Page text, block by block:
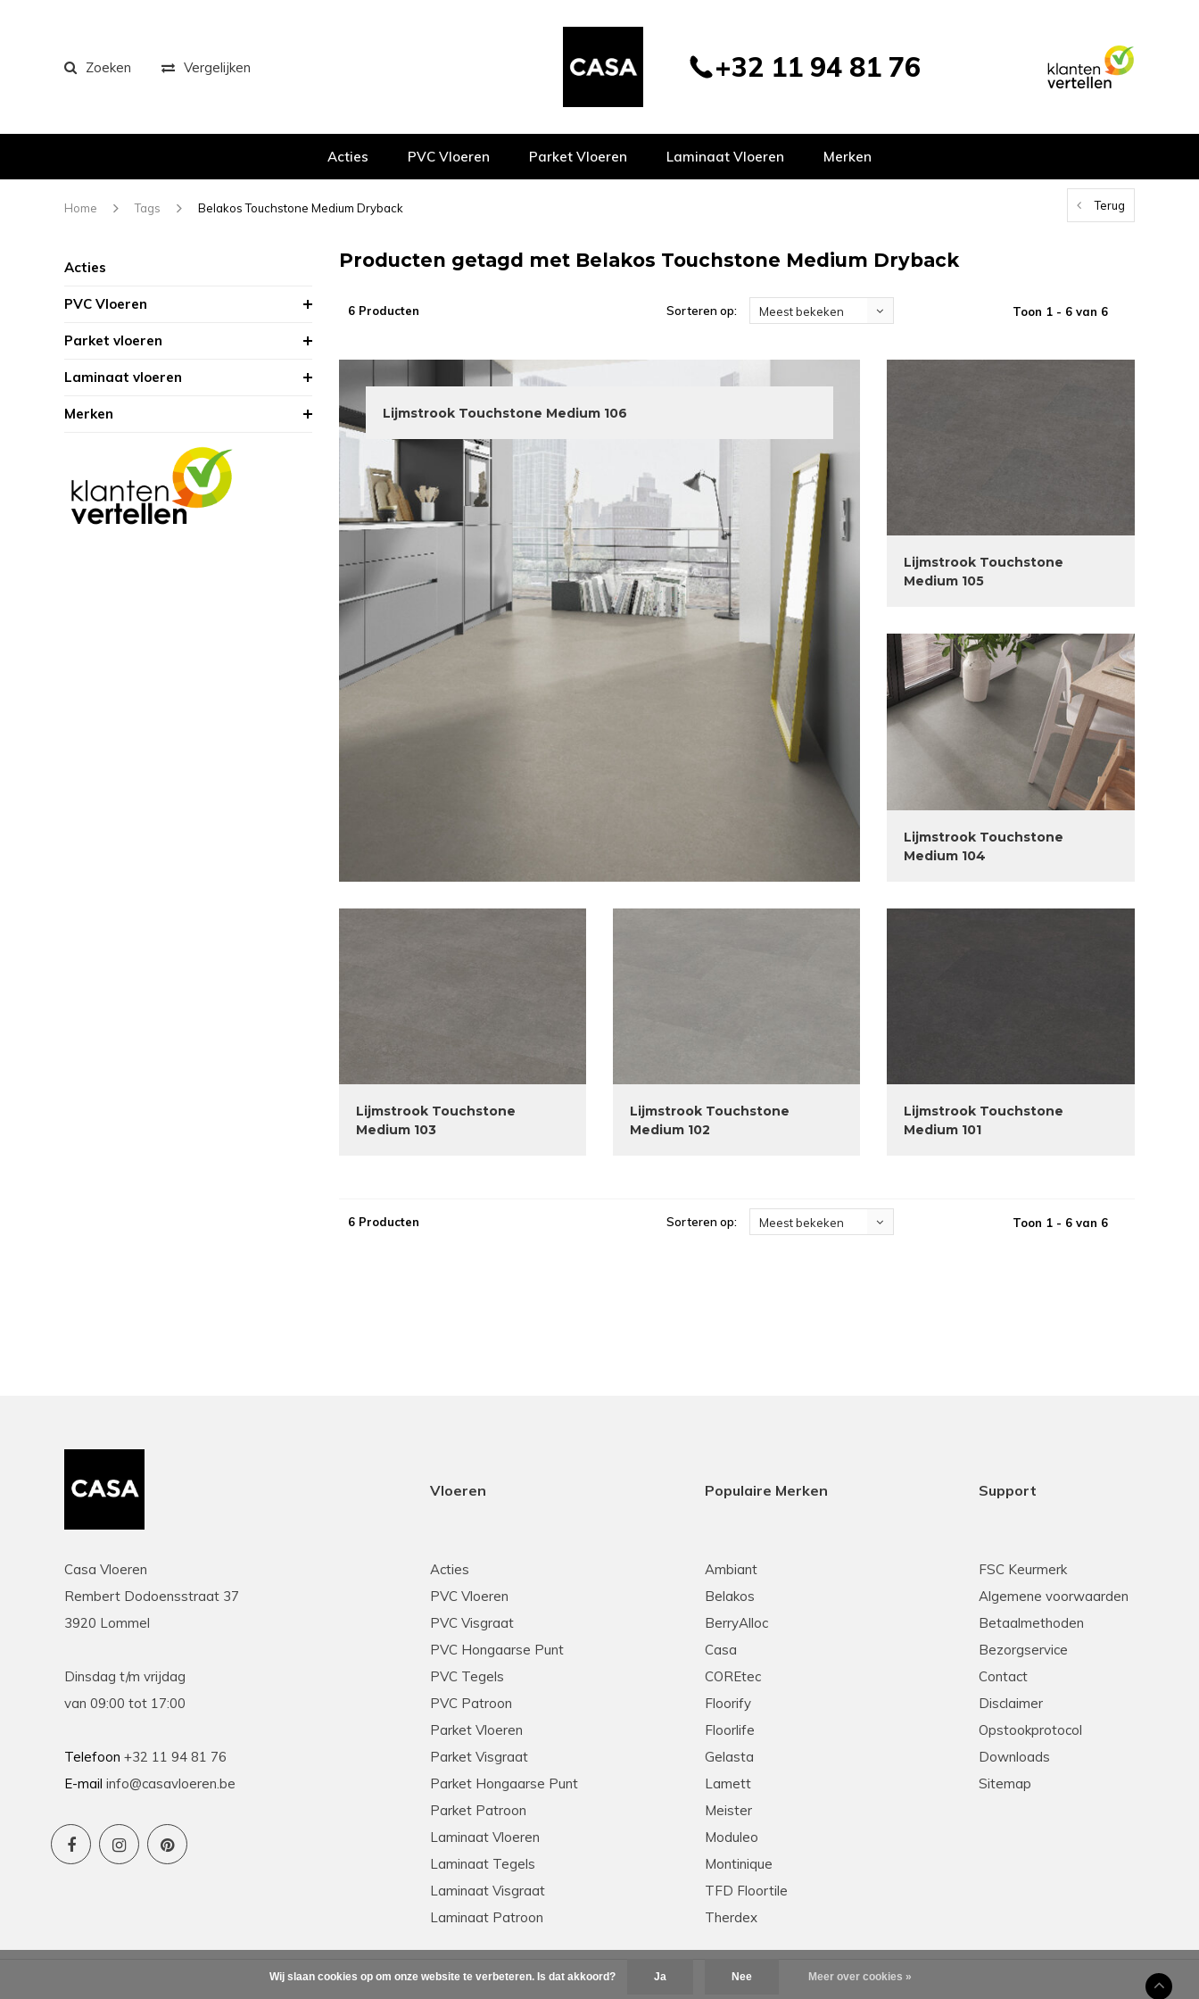
Zoeken Vergelijken +32 11 94 81 76
Acties PVC Vloeren Parket Vloeren Laminaat Vloeren Merken
Home Tags Belakos Touchstone Medium Dryback Terug
Acties
PVC Vloeren
Parket vloeren
Laminaat vloeren
Merken
Producten getagd met Belakos Touchstone Medium Dryback
6 Producten Sorteren op: Meest bekeken Toon 1 - 6 van 6
Lijmstrook Touchstone Medium 106
Lijmstrook Touchstone
Medium 105
Lijmstrook Touchstone
Medium 104
Lijmstrook Touchstone
Medium 103
Lijmstrook Touchstone
Medium 102
Lijmstrook Touchstone
Medium 101
6 Producten Sorteren op: Meest bekeken Toon 1 - 6 van 6
Casa Vloeren
Rembert Dodoensstraat 37
3920 Lommel
Dinsdag t/m vrijdag
van 09:00 tot 17:00
Telefoon +32 11 94 81 76
E-mail info@casavloeren.be
Vloeren
Acties
PVC Vloeren
PVC Visgraat
PVC Hongaarse Punt
PVC Tegels
PVC Patroon
Parket Vloeren
Parket Visgraat
Parket Hongaarse Punt
Parket Patroon
Laminaat Vloeren
Laminaat Tegels
Laminaat Visgraat
Laminaat Patroon
Populaire Merken
Ambiant
Belakos
BerryAlloc
Casa
COREtec
Floorify
Floorlife
Gelasta
Lamett
Meister
Moduleo
Montinique
TFD Floortile
Therdex
Support
FSC Keurmerk
Algemene voorwaarden
Betaalmethoden
Bezorgservice
Contact
Disclaimer
Opstookprotocol
Downloads
Sitemap
Wij slaan cookies op om onze website te verbeteren. Is dat akkoord? Ja Nee Meer over cookies »